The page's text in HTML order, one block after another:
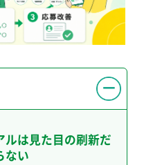
は見た目の刷新だ
ない